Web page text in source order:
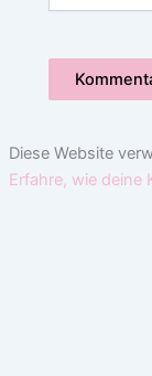
Diese Website
Erfahre, wie deine